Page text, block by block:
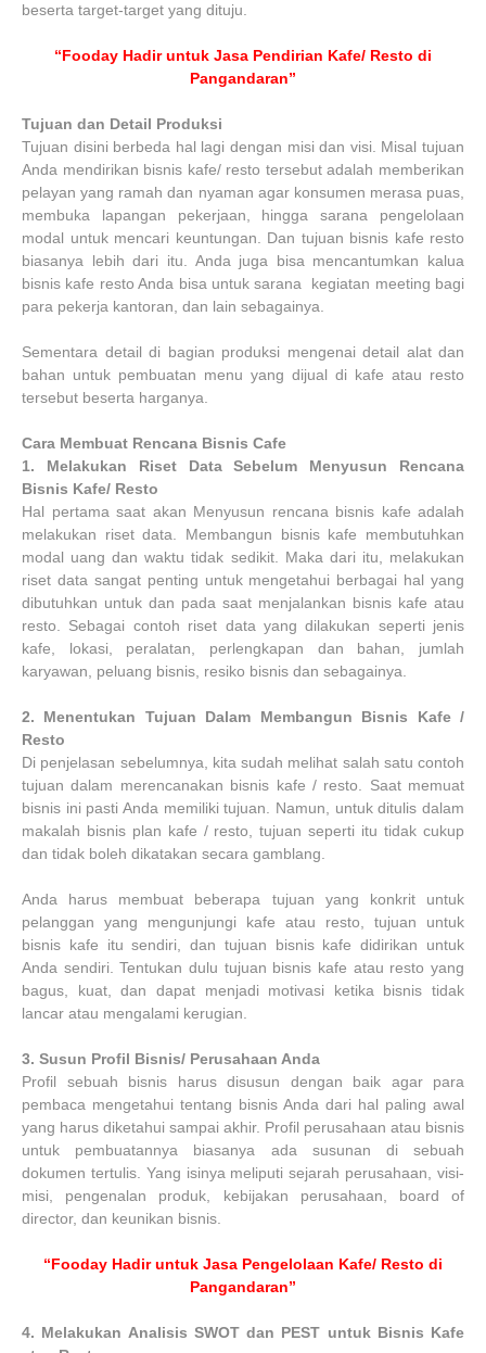
beserta target-target yang dituju.
“Fooday Hadir untuk Jasa Pendirian Kafe/ Resto di
Pangandaran”
Tujuan dan Detail Produksi
Tujuan disini berbeda hal lagi dengan misi dan visi. Misal tujuan
Anda mendirikan bisnis kafe/ resto tersebut adalah memberikan
pelayan yang ramah dan nyaman agar konsumen merasa puas,
membuka lapangan pekerjaan, hingga sarana pengelolaan
modal untuk mencari keuntungan. Dan tujuan bisnis kafe resto
biasanya lebih dari itu. Anda juga bisa mencantumkan kalua
bisnis kafe resto Anda bisa untuk sarana kegiatan meeting bagi
para pekerja kantoran, dan lain sebagainya.
Sementara detail di bagian produksi mengenai detail alat dan
bahan untuk pembuatan menu yang dijual di kafe atau resto
tersebut beserta harganya.
Cara Membuat Rencana Bisnis Cafe
1.
Melakukan Riset Data Sebelum Menyusun Rencana
Bisnis Kafe/ Resto
Hal pertama saat akan Menyusun rencana bisnis kafe adalah
melakukan riset data. Membangun bisnis kafe membutuhkan
modal uang dan waktu tidak sedikit. Maka dari itu, melakukan
riset data sangat penting untuk mengetahui berbagai hal yang
dibutuhkan untuk dan pada saat menjalankan bisnis kafe atau
resto. Sebagai contoh riset data yang dilakukan seperti jenis
kafe, lokasi, peralatan, perlengkapan dan bahan, jumlah
karyawan, peluang bisnis, resiko bisnis dan sebagainya.
2.
Menentukan Tujuan Dalam Membangun Bisnis Kafe /
Resto
Di penjelasan sebelumnya, kita sudah melihat salah satu contoh
tujuan dalam merencanakan bisnis kafe / resto. Saat memuat
bisnis ini pasti Anda memiliki tujuan. Namun, untuk ditulis dalam
makalah bisnis plan kafe / resto, tujuan seperti itu tidak cukup
dan tidak boleh dikatakan secara gamblang.
Anda harus membuat beberapa tujuan yang konkrit untuk
pelanggan yang mengunjungi kafe atau resto, tujuan untuk
bisnis kafe itu sendiri, dan tujuan bisnis kafe didirikan untuk
Anda sendiri. Tentukan dulu tujuan bisnis kafe atau resto yang
bagus, kuat, dan dapat menjadi motivasi ketika bisnis tidak
lancar atau mengalami kerugian.
3. Susun Profil Bisnis/ Perusahaan Anda
Profil sebuah bisnis harus disusun dengan baik agar para
pembaca mengetahui tentang bisnis Anda dari hal paling awal
yang harus diketahui sampai akhir. Profil perusahaan atau bisnis
untuk pembuatannya biasanya ada susunan di sebuah
dokumen tertulis. Yang isinya meliputi sejarah perusahaan, visi-
misi, pengenalan produk, kebijakan perusahaan, board of
director, dan keunikan bisnis.
“Fooday Hadir untuk Jasa Pengelolaan Kafe/ Resto di
Pangandaran”
4. Melakukan Analisis SWOT dan PEST untuk Bisnis Kafe